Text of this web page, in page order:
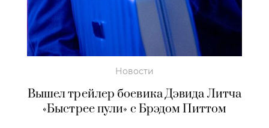
Новости
Вышел трейлер боевика Дэвида Литча
«Быстрее пули» с Брэдом Питтом